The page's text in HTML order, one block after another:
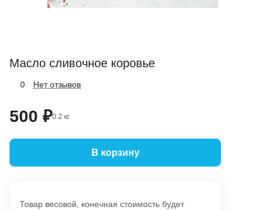
Масло сливочное коровье
0 Нет отзывов
500 ₽0.2 кг
В корзину
Товар весовой, конечная стоимость будет